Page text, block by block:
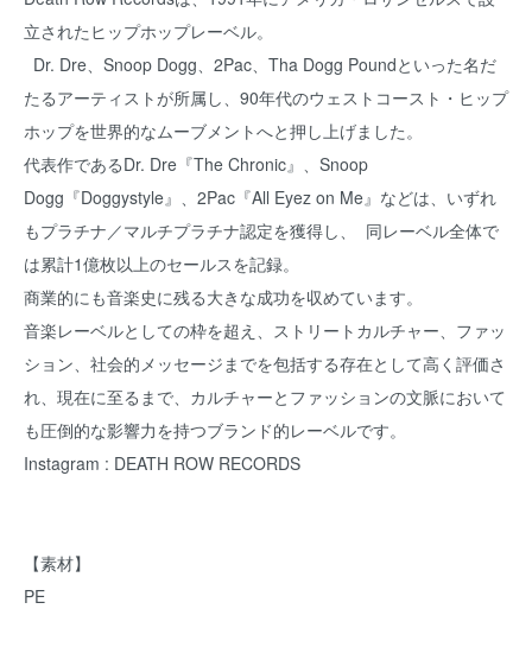
立されたヒップホップレーベル。
Dr. Dre、Snoop Dogg、2Pac、Tha Dogg Poundといった名だ
たるアーティストが所属し、90年代のウェストコースト・ヒップ
ホップを世界的なムーブメントへと押し上げました。
代表作であるDr. Dre『The Chronic』、Snoop
Dogg『Doggystyle』、2Pac『All Eyez on Me』などは、いずれ
もプラチナ／マルチプラチナ認定を獲得し、 同レーベル全体で
は累計1億枚以上のセールスを記録。
商業的にも音楽史に残る大きな成功を収めています。
音楽レーベルとしての枠を超え、ストリートカルチャー、ファッ
ション、社会的メッセージまでを包括する存在として高く評価さ
れ、現在に至るまで、カルチャーとファッションの文脈において
も圧倒的な影響力を持つブランド的レーベルです。
Instagram : DEATH ROW RECORDS
【素材】
PE